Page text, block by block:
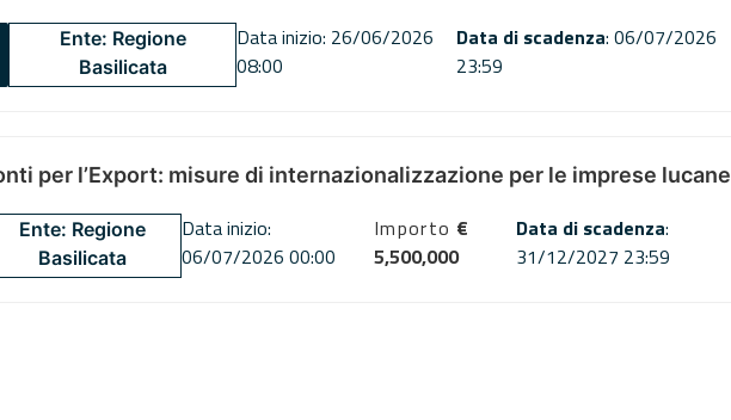
Ente: Regione
Basilicata
Data inizio: 26/06/2026
08:00
Data di scadenza: 06/07/2026
23:59
per l’Export: misure di internazionalizzazione per le imprese lucane
Ente: Regione
Basilicata
Data inizio:
06/07/2026 00:00
Importo €
5,500,000
Data di scadenza:
31/12/2027 23:59